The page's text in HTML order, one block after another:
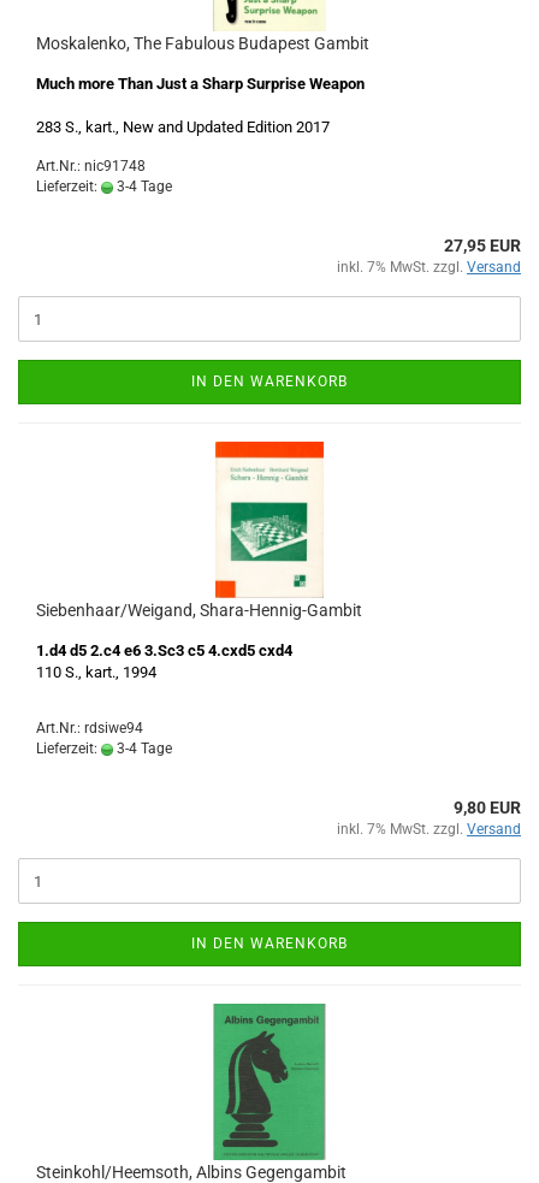
Moskalenko, The Fabulous Budapest Gambit
Much more Than Just a Sharp Surprise Weapon
283 S., kart., New and Updated Edition 2017
Art.Nr.: nic91748
Lieferzeit:
3-4 Tage
27,95 EUR
inkl. 7% MwSt. zzgl. Versand
IN DEN WARENKORB
Siebenhaar/Weigand, Shara-Hennig-Gambit
1.d4 d5 2.c4 e6 3.Sc3 c5 4.cxd5 cxd4
110 S., kart., 1994
Art.Nr.: rdsiwe94
Lieferzeit:
3-4 Tage
9,80 EUR
inkl. 7% MwSt. zzgl. Versand
IN DEN WARENKORB
Steinkohl/Heemsoth, Albins Gegengambit